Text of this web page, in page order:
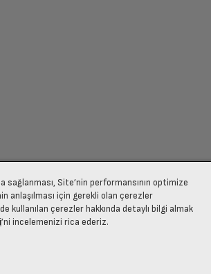
ve Teknolojileri
Özelliği
sağlanması, Site’nin performansının optimize
anlaşılması için gerekli olan çerezler
kullanılan çerezler hakkında detaylı bilgi almak
’ni incelemenizi rica ederiz.